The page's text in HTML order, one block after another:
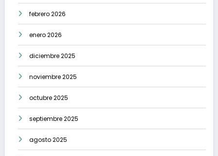
febrero 2026
enero 2026
diciembre 2025
noviembre 2025
octubre 2025
septiembre 2025
agosto 2025